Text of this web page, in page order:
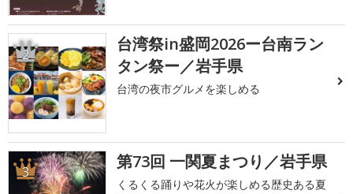
2
台湾祭in盛岡2026ー台南ラン
タン祭ー／岩手県
台湾の夜市グルメを楽しめる
3 第73回 一関夏まつり／岩手県
くるくる踊りや花火が楽しめる歴史ある夏